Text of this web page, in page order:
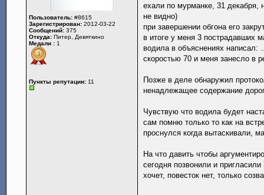
Пользователь: #8615
Зарегистрирован: 2012-03-22
Сообщений: 375
Откуда: Питер, Девяткино
Медали : 1
Пункты репутации: 11
ехали по мурманке, 31 декабря,
не видно)
при завершении обгона его
в итоге у меня 3 пострадавших
водила в объяснениях написал:
скоростью 70 и меня занесло в
Позже в деле обнаружил
ненадлежащее содержание
Чувствую что водила будет
сам помню только то как на
проснулся когда вытаскивали,
На что давить чтобы
сегодня позвонили и
хочет, повесток нет, только